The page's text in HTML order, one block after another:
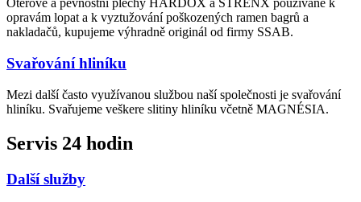
Otěrové a pevnostní plechy HARDOX a STRENX používané k
opravám lopat a k vyztužování poškozených ramen bagrů a
nakladačů, kupujeme výhradně originál od firmy SSAB.
Svařování hliníku
Mezi další často využívanou službou naší společnosti je svařování
hliníku. Svařujeme veškere slitiny hliníku včetně MAGNÉSIA.
Servis 24 hodin
Další služby